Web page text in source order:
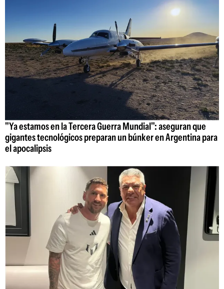
"Ya estamos en la Tercera Guerra Mundial": aseguran que
gigantes tecnológicos preparan un búnker en Argentina para
el apocalipsis